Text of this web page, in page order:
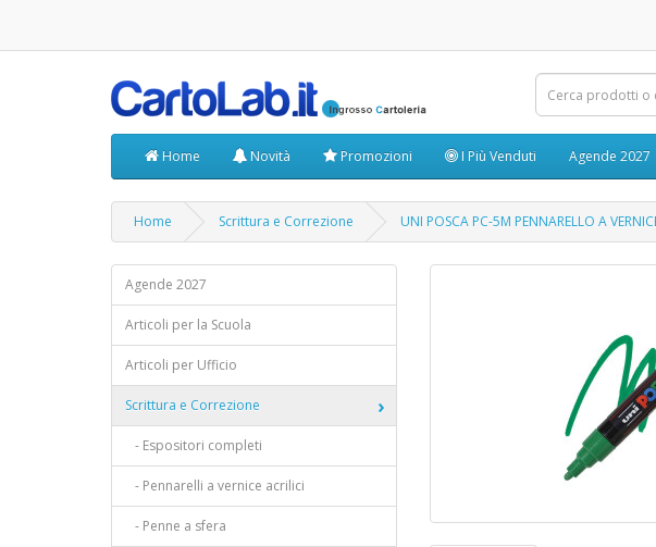
Home Novità Promozioni I Più Venduti Agende 2027
Home Scrittura e Correzione UNI POSCA PC-5M PENNARELLO A
Agende 2027
Articoli per la Scuola
Articoli per Ufficio
Scrittura e Correzione
- Espositori completi
- Pennarelli a vernice acrilici
- Penne a sfera